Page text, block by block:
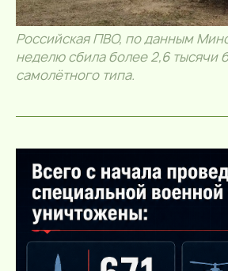
Российская ПВО, по данным
неделю сбила более 2,6 тысячи
самолётного типа.